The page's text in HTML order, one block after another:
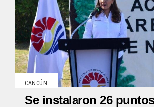
CANCÚN
Se instalaron 26